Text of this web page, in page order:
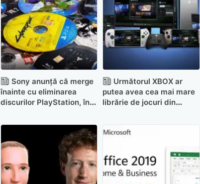
Sony anunță că merge
înainte cu eliminarea
discurilor PlayStation, în
Următorul XBOX ar
putea avea cea mai mare
librărie de jocuri din